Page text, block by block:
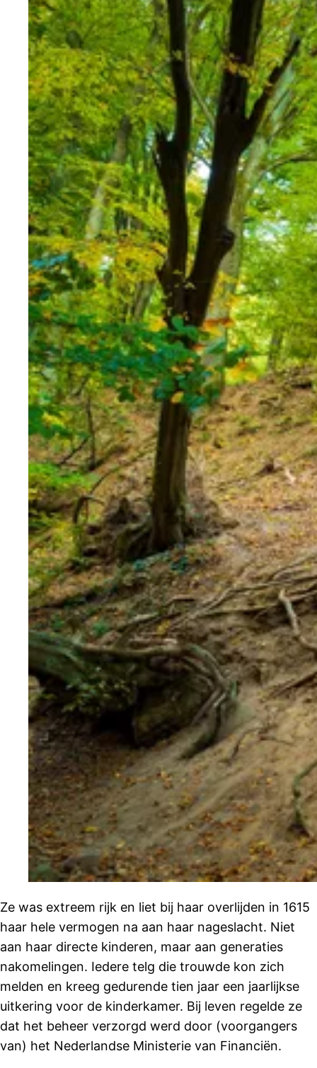
Ze was extreem rijk en liet bij haar overlijden in 1615
haar hele vermogen na aan haar nageslacht. Niet
aan haar directe kinderen, maar aan generaties
nakomelingen. Iedere telg die trouwde kon zich
melden en kreeg gedurende tien jaar een jaarlijkse
uitkering voor de kinderkamer. Bij leven regelde ze
dat het beheer verzorgd werd door (voorgangers
van) het Nederlandse Ministerie van Financiën.